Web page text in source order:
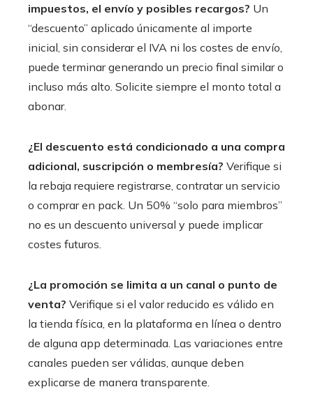
impuestos, el envío y posibles recargos? Un
“descuento” aplicado únicamente al importe
inicial, sin considerar el IVA ni los costes de envío,
puede terminar generando un precio final similar o
incluso más alto. Solicite siempre el monto total a
abonar.
¿El descuento está condicionado a una compra
adicional, suscripción o membresía? Verifique si
la rebaja requiere registrarse, contratar un servicio
o comprar en pack. Un 50% “solo para miembros”
no es un descuento universal y puede implicar
costes futuros.
¿La promoción se limita a un canal o punto de
venta? Verifique si el valor reducido es válido en
la tienda física, en la plataforma en línea o dentro
de alguna app determinada. Las variaciones entre
canales pueden ser válidas, aunque deben
explicarse de manera transparente.